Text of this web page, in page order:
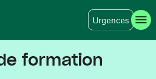
Urgences
formation